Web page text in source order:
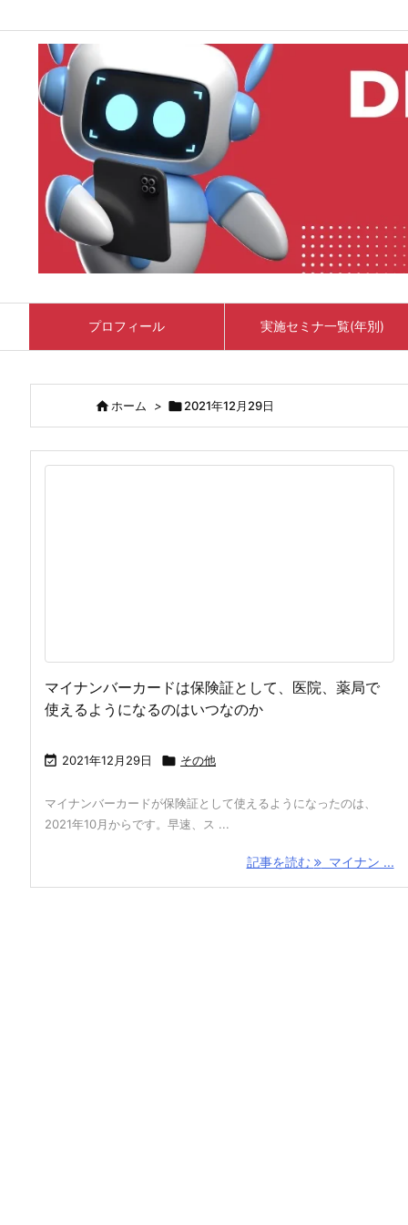
プロフィール 実施セミナ一覧(年別)
ホーム > 2021年12月29日
マイナンバーカードは保険証として、医院、薬局で
使えるようになるのはいつなのか
 2021年12月29日  その他
マイナンバーカードが保険証として使えるようになったのは、
2021年10月からです。早速、ス ...
記事を読む マイナン ...